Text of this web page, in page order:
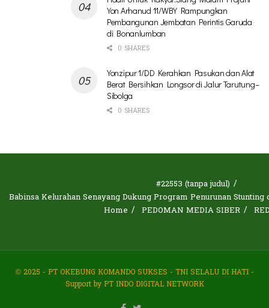
Yon Arhanud 11/WBY Rampungkan
Pembangunan Jembatan Perintis Garuda
di Bonanlumban
0 SHARES
Yonzipur 1/DD Kerahkan Pasukan dan Alat
Berat Bersihkan Longsor di Jalur Tarutung–
Sibolga
0 SHARES
#22553 (tanpa judul)
Babinsa Kelurahan Senayang Dukung Program Penurunan
Home
PEDOMAN MEDIA SIBER
© 2025 - PT OKEBUNG KOMANDO SUKSES - TNI SELALU DI HATI -
Support by PT INDO DIGITAL NETWORK